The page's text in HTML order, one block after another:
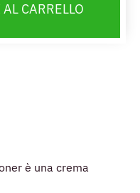
CARRELLO
è una crema